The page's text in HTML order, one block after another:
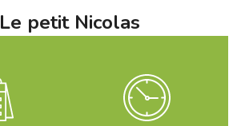
Le petit Nicolas